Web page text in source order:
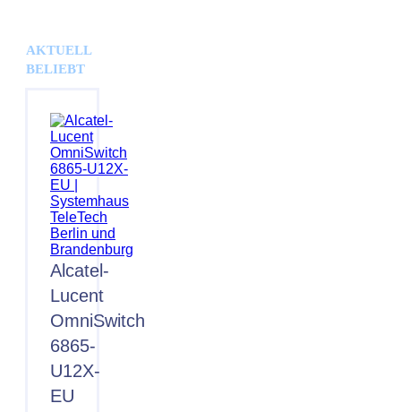
AKTUELL
BELIEBT
Alcatel-
Lucent
OmniSwitch
6865-
U12X-
EU